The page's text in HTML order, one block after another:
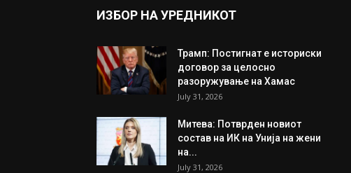
ИЗБОР НА УРЕДНИКОТ
Трамп: Постигнат е историски
договор за целосно
разоружување на Хамас
July 31, 2026
Митева: Потврден новиот
состав на ИК на Унија на жени
на...
July 31, 2026